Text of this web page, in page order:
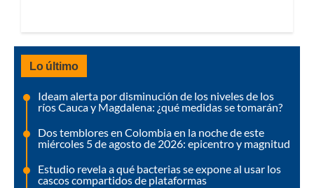
Lo último
Ideam alerta por disminución de los niveles de los
ríos Cauca y Magdalena: ¿qué medidas se tomarán?
Dos temblores en Colombia en la noche de este
miércoles 5 de agosto de 2026: epicentro y magnitud
Estudio revela a qué bacterias se expone al usar los
cascos compartidos de plataformas